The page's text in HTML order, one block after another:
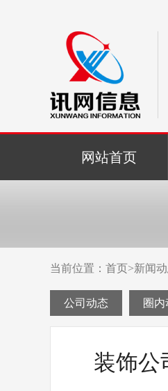
网站首页
当前位置： 首页>新闻
公司动态 圈内
装饰公